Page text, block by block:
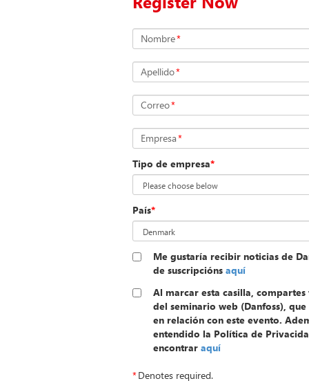
Nombre*
Apellido*
Correo*
Empresa*
Tipo de empresa*
País*
Me gustaría recibir noticias de
de suscripcións aquí
Al marcar esta casilla,
del seminario web (Danfoss),
en relación con este evento.
entendido la Política de
encontrar aquí
*Denotes required.